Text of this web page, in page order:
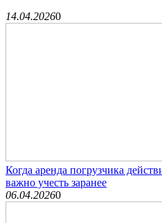
14.04.20260
Когда аренда погрузчика
важно учесть заранее
06.04.20260